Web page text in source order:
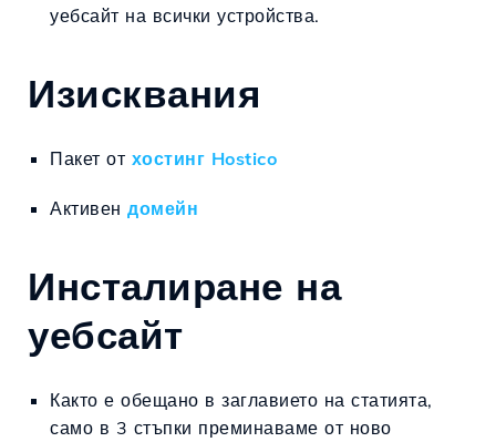
уебсайт на всички устройства.
Изисквания
Пакет от хостинг Hostico
Активен домейн
Инсталиране на
уебсайт
Както е обещано в заглавието на статията,
само в 3 стъпки преминаваме от ново